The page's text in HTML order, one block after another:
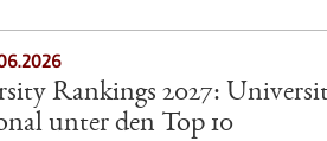
Rankings 2027:
unter den Top 10